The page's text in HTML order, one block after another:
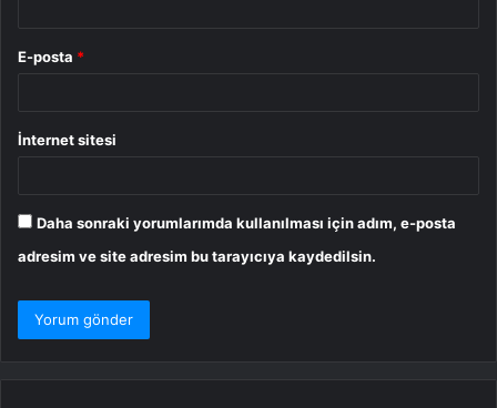
E-posta *
İnternet sitesi
Daha sonraki yorumlarımda kullanılması için adım, e-posta
adresim ve site adresim bu tarayıcıya kaydedilsin.